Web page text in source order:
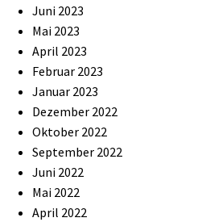
Juni 2023
Mai 2023
April 2023
Februar 2023
Januar 2023
Dezember 2022
Oktober 2022
September 2022
Juni 2022
Mai 2022
April 2022